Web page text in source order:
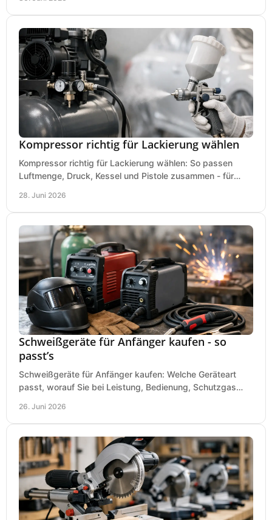
Kompressor richtig für Lackierung wählen
Kompressor richtig für Lackierung wählen: So passen
Luftmenge, Druck, Kessel und Pistole zusammen - für
28. Juni 2026
Schweißgeräte für Anfänger kaufen - so
passt’s
Schweißgeräte für Anfänger kaufen: Welche Geräteart
passt, worauf Sie bei Leistung, Bedienung, Schutzgas
26. Juni 2026